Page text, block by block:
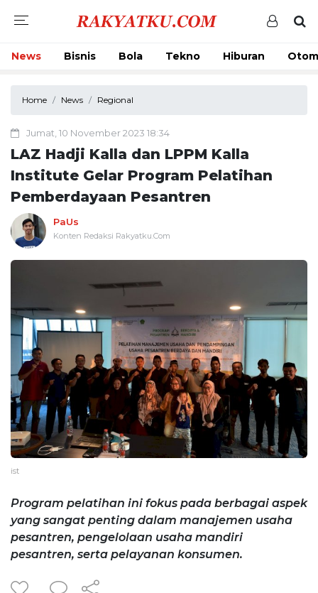
News Bisnis Bola Tekno Hiburan
Home News Regional
Jumat, 10 November 2023 18:34
LAZ Hadji Kalla dan LPPM Kalla
Institute Gelar Program Pelatihan
Pemberdayaan Pesantren
PaUs
Konten Redaksi Rakyatku.Com
ist
Program pelatihan ini fokus pada berbagai aspek
yang sangat penting dalam manajemen usaha
pesantren, pengelolaan usaha mandiri
pesantren, serta pelayanan konsumen.